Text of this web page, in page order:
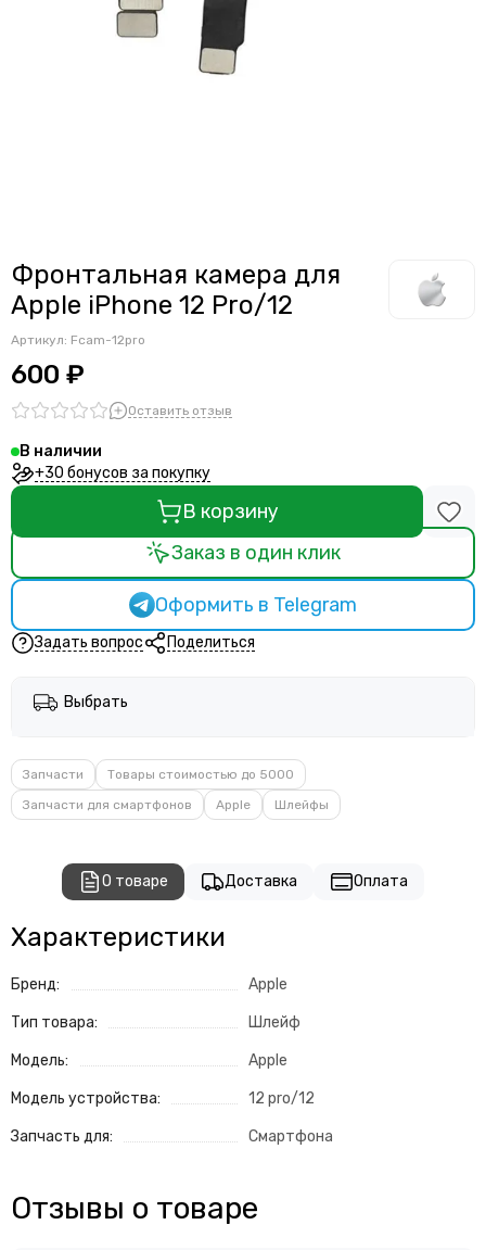
Считыватели, держатели SIM-карты, защелки батареи
Звонки, динамики и вибро
Фронтальная камера для
Apple iPhone 12 Pro/12
Артикул: Fcam-12pro
600 ₽
Оставить отзыв
В наличии
+30 бонусов за покупку
В корзину
Заказ в один клик
Оформить в Telegram
Задать вопрос Поделиться
Выбрать
Запчасти
Товары стоимостью до 5000
Запчасти для смартфонов
Apple Шлейфы
О товаре Доставка Оплата
Характеристики
Бренд: Apple
Тип товара: Шлейф
Модель: Apple
Модель устройства: 12 pro/12
Запчасть для: Смартфона
Отзывы о товаре